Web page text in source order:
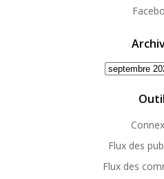
Archives
Flux des
Flux des